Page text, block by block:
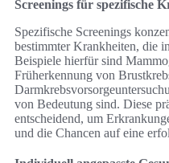
Screenings für spezifische
Spezifische Screenings
bestimmter Krankheiten, die
Beispiele hierfür sind
Früherkennung von
von Bedeutung sind. Diese
entscheidend, um
und die Chancen auf eine